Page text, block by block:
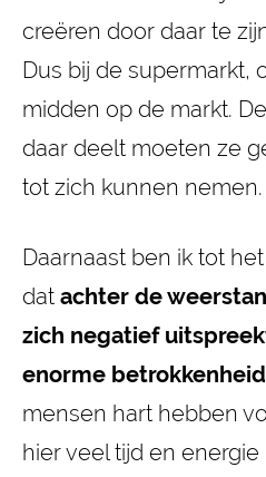
creëren door daar te
Dus bij de supermarkt,
midden op de markt.
daar deelt moeten ze
tot zich kunnen nemen.
Daarnaast ben ik tot
dat achter de
zich negatief
enorme
mensen hart hebben
hier veel tijd en